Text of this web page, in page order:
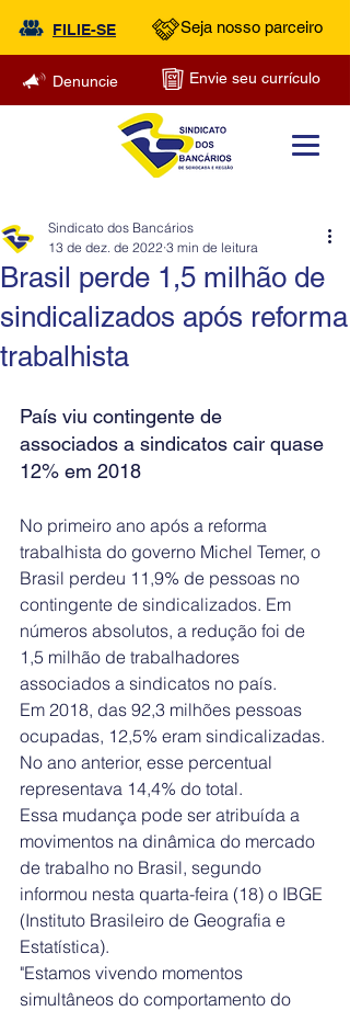
FILIE-SE Seja nosso parceiro
Denuncie Envie seu currículo
Brasil perde 1,5 milhão de
sindicalizados após reforma
trabalhista
Sindicato dos Bancários
13 de dez. de 2022 3 min de leitura
País viu contingente de
associados a sindicatos cair quase
12% em 2018
No primeiro ano após a reforma
trabalhista do governo Michel Temer, o
Brasil perdeu 11,9% de pessoas no
contingente de sindicalizados. Em
números absolutos, a redução foi de
1,5 milhão de trabalhadores
associados a sindicatos no país.
Em 2018, das 92,3 milhões pessoas
ocupadas, 12,5% eram sindicalizadas.
No ano anterior, esse percentual
representava 14,4% do total.
Essa mudança pode ser atribuída a
movimentos na dinâmica do mercado
de trabalho no Brasil, segundo
informou nesta quarta-feira (18) o IBGE
(Instituto Brasileiro de Geografia e
Estatística).
"Estamos vivendo momentos
simultâneos do comportamento do